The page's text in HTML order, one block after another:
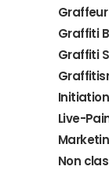
Graffiti
Graffiti
Live-
Non